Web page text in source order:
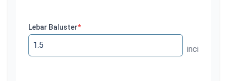
Lebar Baluster*
inci